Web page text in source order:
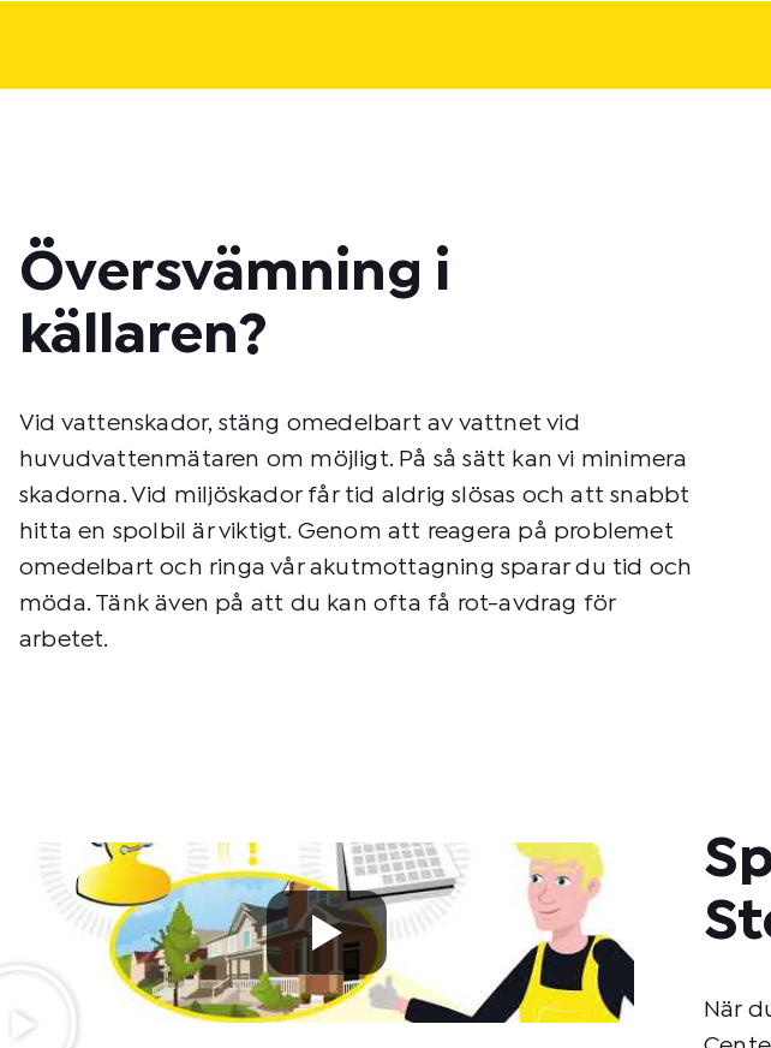
Översvämning i
källaren?
Vid vattenskador, stäng omedelbart av vattnet vid
huvudvattenmätaren om möjligt. På så sätt kan vi minimera
skadorna. Vid miljöskador får tid aldrig slösas och att snabbt
hitta en spolbil är viktigt. Genom att reagera på problemet
omedelbart och ringa vår akutmottagning sparar du tid och
möda. Tänk även på att du kan ofta få rot-avdrag för
arbetet.
När